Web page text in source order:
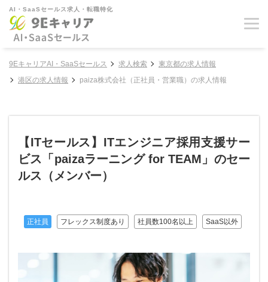
AI・SaaSセールス求人・転職特化
9EキャリアAI・SaaSセールス 求人検索
東京都の求人情報
港区の求人情報
paiza株式会社（正社員・営業職）の求人情報
【ITセールス】ITエンジニア採用支援サー
ビス「paizaラーニング for TEAM」のセー
ルス（メンバー）
正社員 フレックス制度あり 社員数100名以上 SaaS以外